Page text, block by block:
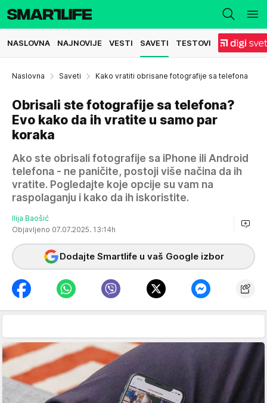
NASLOVNA NAJNOVIJE VESTI SAVETI TESTOVI
Naslovna Saveti Kako vratiti obrisane fotografije sa telefona
Obrisali ste fotografije sa telefona?
Evo kako da ih vratite u samo par
koraka
Ako ste obrisali fotografije sa iPhone ili Android
telefona - ne paničite, postoji više načina da ih
vratite. Pogledajte koje opcije su vam na
raspolaganju i kako da ih iskoristite.
Ilija Baošić
Objavljeno 07.07.2025. 13:14h
Dodajte Smartlife u vaš Google izbor